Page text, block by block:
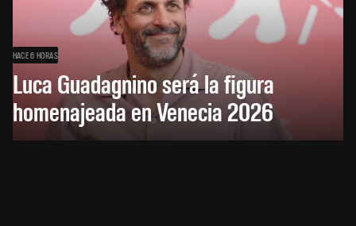
HACE 6 HORAS
Luca Guadagnino será la figura
homenajeada en Venecia 2026